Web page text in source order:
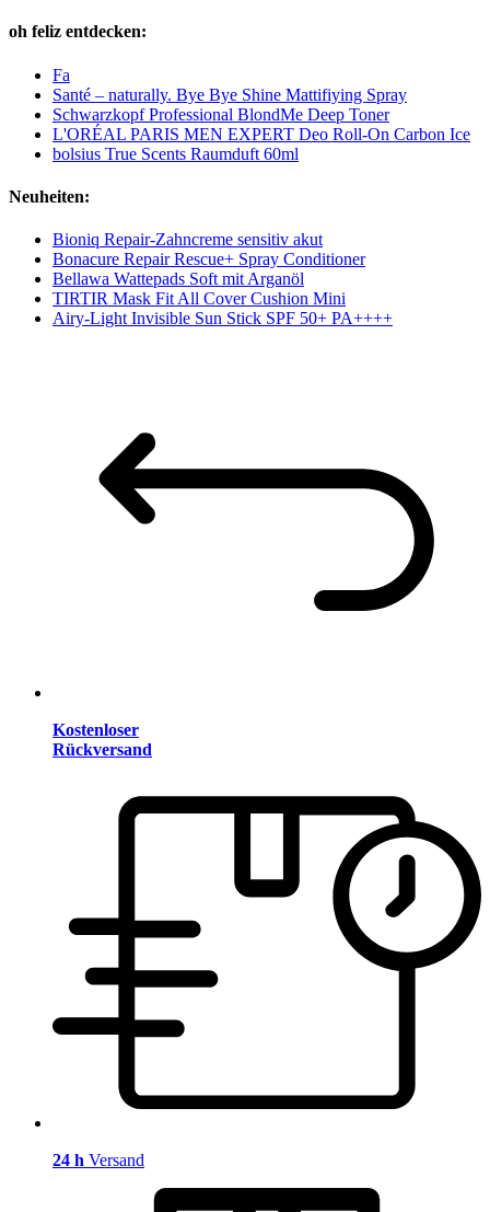
oh feliz entdecken:
Fa
Santé – naturally. Bye Bye Shine Mattifiying Spray
Schwarzkopf Professional BlondMe Deep Toner
L'ORÉAL PARIS MEN EXPERT Deo Roll-On Carbon Ice
bolsius True Scents Raumduft 60ml
Neuheiten:
Bioniq Repair-Zahncreme sensitiv akut
Bonacure Repair Rescue+ Spray Conditioner
Bellawa Wattepads Soft mit Arganöl
TIRTIR Mask Fit All Cover Cushion Mini
Airy-Light Invisible Sun Stick SPF 50+ PA++++
Kostenloser
Rückversand
24 h Versand